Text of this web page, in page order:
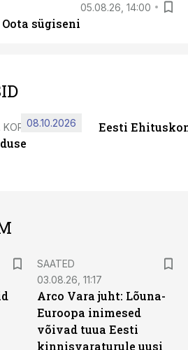
05.08.26, 14:00
sügiseni
KORRUSEL
08.10.2026 Eesti
SAATED
03.08.26, 11:17
Arco Vara juht: Lõuna-
Euroopa inimesed
võivad tuua Eesti
kinnisvaraturule uusi